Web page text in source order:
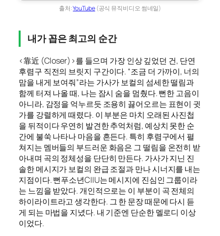
출처:YouTube(공식 뮤직비디오 썸네일)
내가 꼽은 최고의 순간
<靠近 (Closer)>를 들으며 가장 인상 깊었던 건, 단연
후렴구 직전의 브릿지 구간이다. “조금 더 가까이, 너의
맘을 내게 보여줘”라는 가사가 보컬의 섬세한 떨림과
함께 터져 나올 때, 나는 잠시 숨을 멈췄다. 뻔한 고음이
아니라, 감정을 억누르듯 조용히 끓어오르는 표현이 귓
가를 강렬하게 때렸다. 이 부분은 마치 오래된 사진첩
을 뒤적이다 우연히 발견한 추억처럼, 예상치 못한 순
간에 불쑥 나타나 마음을 흔든다. 특히 후렴구에서 펼
쳐지는 멤버들의 부드러운 화음은 그 떨림을 온전히 받
아내며 곡의 정체성을 단단히 만든다. 가사가 지닌 진
솔한 메시지가 보컬의 완급 조절과 만나 시너지를 내는
지점이다. 뻔푸소년CIIU는 메시지에 진심인 그룹이라
는 느낌을 받았다. 개인적으로는 이 부분이 곡 전체의
하이라이트라고 생각한다. 그 한 문장 때문에 다시 듣
게 되는 마법을 지녔다. 내 기준엔 단순한 멜로디 이상
이었다.